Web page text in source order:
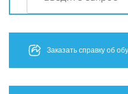
Заказать справку об